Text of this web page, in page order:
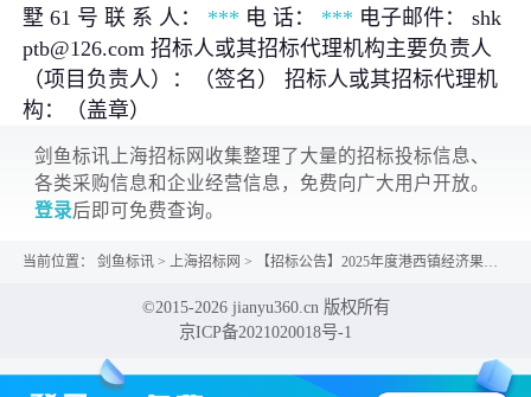
墅 61 号 联 系 人： *** 电 话： *** 电子邮件： shk
ptb@126.com 招标人或其招标代理机构主要负责人
（项目负责人）：（签名） 招标人或其招标代理机
构：（盖章）
剑鱼标讯上海招标网收集整理了大量的招标投标信息、
各类采购信息和企业经营信息，免费向广大用户开放。
登录后即可免费查询。
当前位置： 剑鱼标讯 > 上海招标网 > 【招标公告】2025年度港西镇经济果林资金补贴有机肥采购项目竞争性磋商
©2015-2026 jianyu360.cn 版权所有
京ICP备2021020018号-1